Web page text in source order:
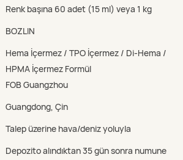
Renk başına 60 adet (15 ml) veya 1 kg
BOZLIN
Hema İçermez / TPO İçermez / Di-Hema /
HPMA İçermez Formül
FOB Guangzhou
Guangdong, Çin
Talep üzerine hava/deniz yoluyla
Depozito alındıktan 35 gün sonra numune